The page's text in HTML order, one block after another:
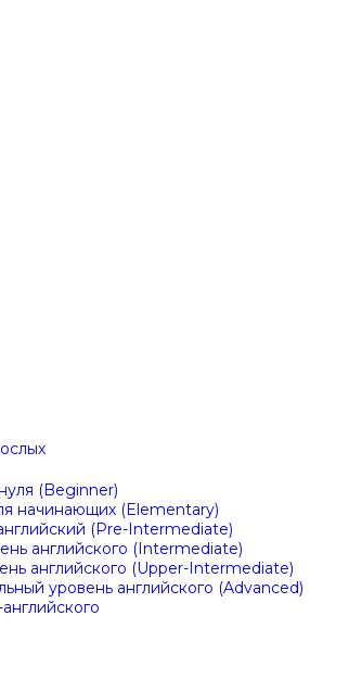
(Beginner)
начинающих (Elementary)
(Pre-Intermediate)
английского (Intermediate)
английского (Upper-Intermediate)
уровень английского (Advanced)